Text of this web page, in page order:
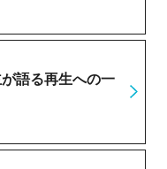
語る再生への一